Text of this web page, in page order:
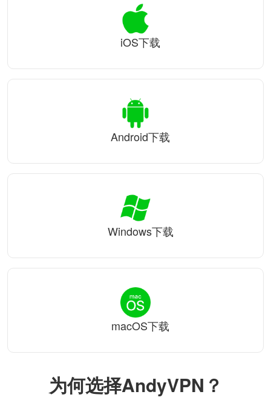
为何选择AndyVPN？
iOS下载
Android下载
Windows下载
macOS下载